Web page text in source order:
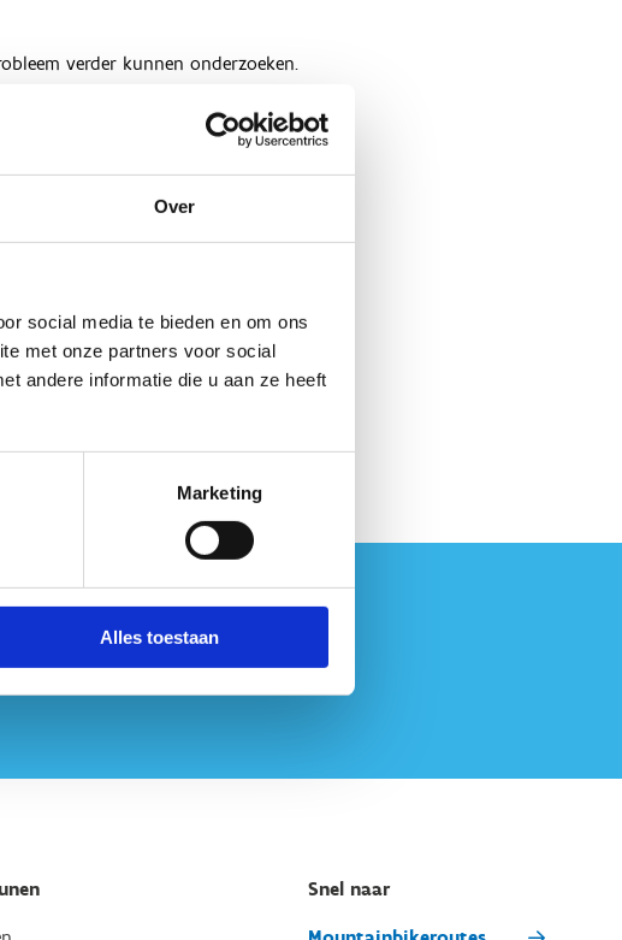
Over
social media te bieden en om ons
met onze partners voor social
andere informatie die u aan ze heeft
Marketing
Alles toestaan
Snel naar